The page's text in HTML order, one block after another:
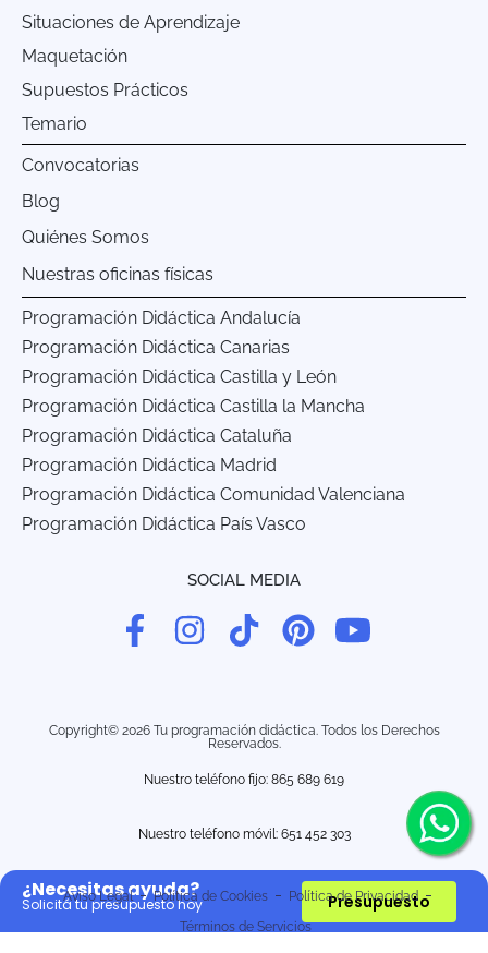
¿Necesitas ayuda?
Solicitá tu presupuesto hoy Presupuesto
Situaciones de Aprendizaje
Maquetación
Supuestos Prácticos
Temario
Programación Didáctica Andalucía
Programación Didáctica Canarias
Programación Didáctica Castilla y León
Programación Didáctica Castilla la Mancha
Programación Didáctica Cataluña
Programación Didáctica Madrid
Programación Didáctica Comunidad Valenciana
Programación Didáctica País Vasco
Convocatorias
Blog
Quiénes Somos
Nuestras oficinas físicas
SOCIAL MEDIA
Copyright© 2026 Tu programación didáctica. Todos los Derechos
Reservados.
Nuestro teléfono fijo: 865 689 619
Nuestro teléfono móvil: 651 452 303
Aviso Legal Política de Cookies
Política de Privacidad
Términos de Servicios